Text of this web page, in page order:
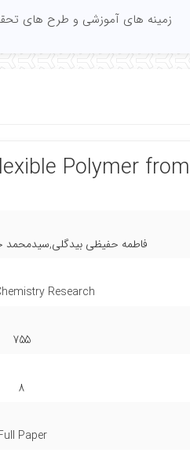
زمینه های آموزشی و طرح های
Polymer
فاطمه حفیظی بیدگلی,سیدمحمد
Research
755
8
Paper